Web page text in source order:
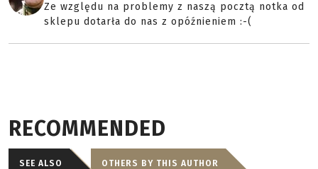
Ze względu na problemy z naszą pocztą notka od
sklepu dotarła do nas z opóźnieniem :-(
RECOMMENDED
SEE ALSO OTHERS BY THIS AUTHOR